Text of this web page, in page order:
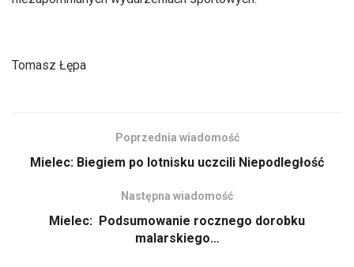
Tomasz Łępa
Poprzednia wiadomość
Mielec: Biegiem po lotnisku uczcili Niepodległość
Następna wiadomość
Mielec: Podsumowanie rocznego dorobku
malarskiego…